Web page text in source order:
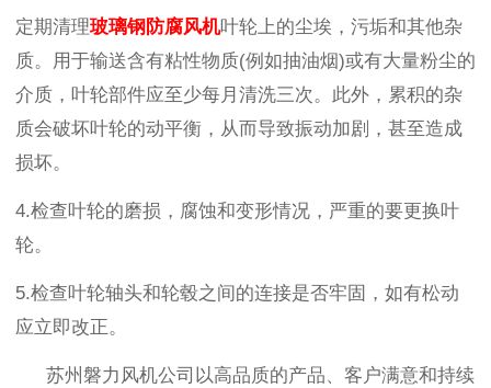
定期清理玻璃钢防腐风机叶轮上的尘埃，污垢和其他杂
质。用于输送含有粘性物质(例如抽油烟)或有大量粉尘的
介质，叶轮部件应至少每月清洗三次。此外，累积的杂
质会破坏叶轮的动平衡，从而导致振动加剧，甚至造成
损坏。
4.检查叶轮的磨损，腐蚀和变形情况，严重的要更换叶
轮。
5.检查叶轮轴头和轮毂之间的连接是否牢固，如有松动
应立即改正。
苏州磐力风机公司以高品质的产品、客户满意和持续